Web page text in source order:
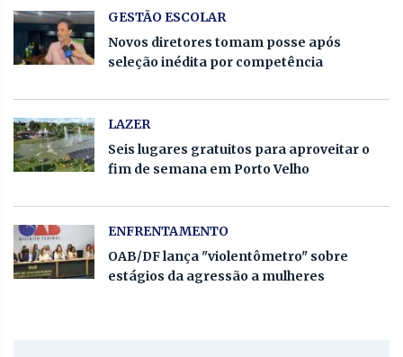
GESTÃO ESCOLAR
Novos diretores tomam posse após
seleção inédita por competência
LAZER
Seis lugares gratuitos para aproveitar o
fim de semana em Porto Velho
ENFRENTAMENTO
OAB/DF lança "violentômetro" sobre
estágios da agressão a mulheres